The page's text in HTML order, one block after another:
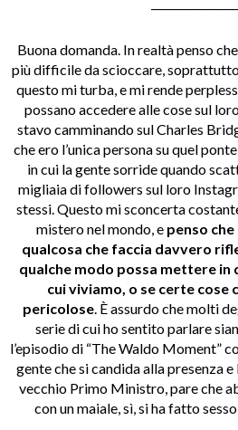
Buona domanda. In realtà penso
più difficile da scioccare,
questo mi turba, e mi rende
possano accedere alle cose sul
stavo camminando sul Charles
che ero l’unica persona su quel
in cui la gente sorride quando
migliaia di followers sul loro
stessi. Questo mi sconcerta
mistero nel mondo, e penso
qualcosa che faccia davvero
qualche modo possa mettere in
cui viviamo, o se certe cose
pericolose. È assurdo che molti
serie di cui ho sentito parlare
l’episodio di “The Waldo Moment”
gente che si candida alla presenza
vecchio Primo Ministro, pare che
con un maiale, sì, si ha fatto